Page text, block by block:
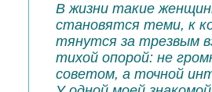
В жизни такие
становятся теми, к
тянутся за трезвым
тихой опорой: не
советом, а точной